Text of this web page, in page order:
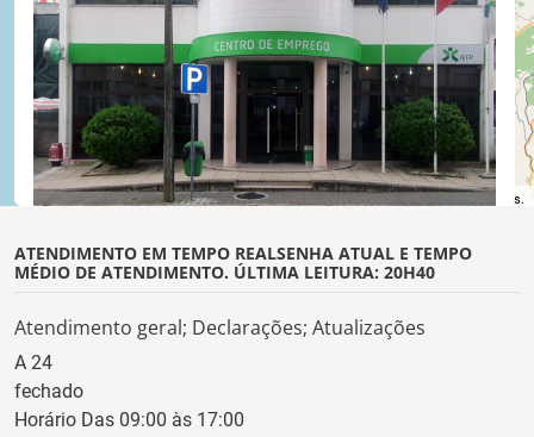
©OpenStreetMap contributors.
ATENDIMENTO EM TEMPO REALSENHA ATUAL E TEMPO
MÉDIO DE ATENDIMENTO. ÚLTIMA LEITURA: 20H40
Atendimento geral; Declarações; Atualizações
A 24
fechado
Horário Das 09:00 às 17:00